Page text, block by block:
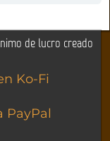
de lucro creado
Ko-Fi
PayPal